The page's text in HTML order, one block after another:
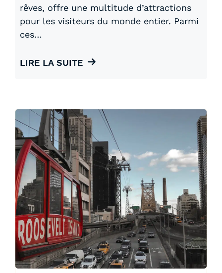
rêves, offre une multitude d’attractions
pour les visiteurs du monde entier. Parmi
ces…
LIRE LA SUITE